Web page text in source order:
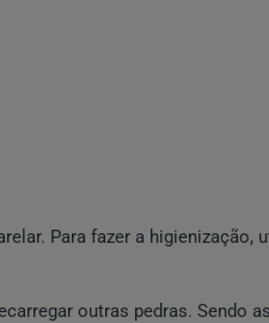
Para fazer a
outras pedras. Sendo